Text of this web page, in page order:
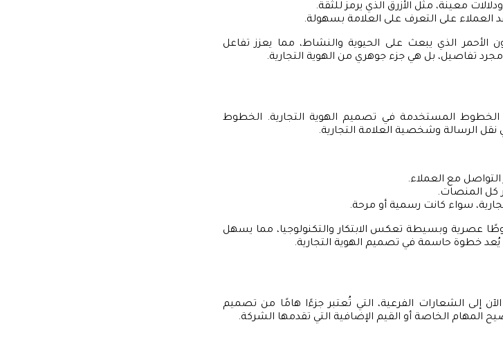
معينة، مثل الأزرق الذي يرمز للثقة.
العملاء على التعرف على العلامة بسهولة.
الأحمر الذي يبعث على الحيوية والنشاط، مما يعزز تفاعل
مجرد تفاصيل، بل هي جزء جوهري من الهوية التجارية.
الخطوط المستخدمة في تصميم الهوية التجارية. الخطوط
الرسالة وشخصية العلامة التجارية.
مع العملاء.
كل المنصات.
سواء كانت رسمية أو مرحة.
عصرية وبسيطة تعكس الابتكار والتكنولوجيا، مما يسهل
يُعد خطوة حاسمة في تصميم الهوية التجارية.
الشعارات الفرعية، التي تُعتبر جزءًا هامًا من تصميم
المهام الخاصة أو القيم الإضافية التي تقدمها الشركة.